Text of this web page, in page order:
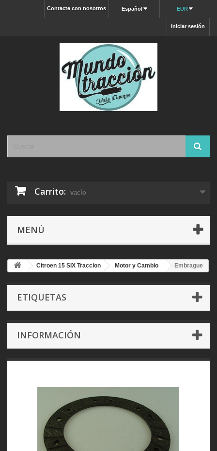
EUR
Español
Contacte con nosotros
Iniciar sesión
Carrito: vacío
MENÚ
Citroen 15 SIX Traccion Motor y Cambio Embrague
ETIQUETAS
INFORMACIÓN